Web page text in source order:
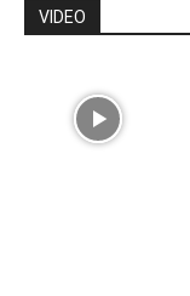
VIDEO